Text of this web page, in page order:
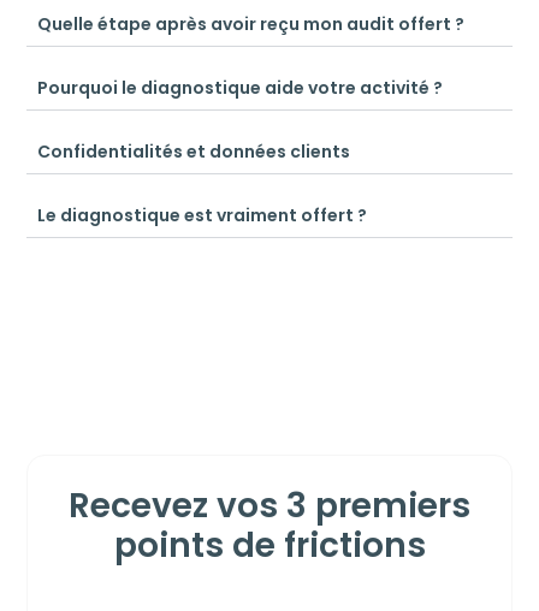
Quelle étape après avoir reçu mon audit offert ?
Pourquoi le diagnostique aide votre activité ?
Confidentialités et données clients
Le diagnostique est vraiment offert ?
Recevez vos 3 premiers
points de frictions